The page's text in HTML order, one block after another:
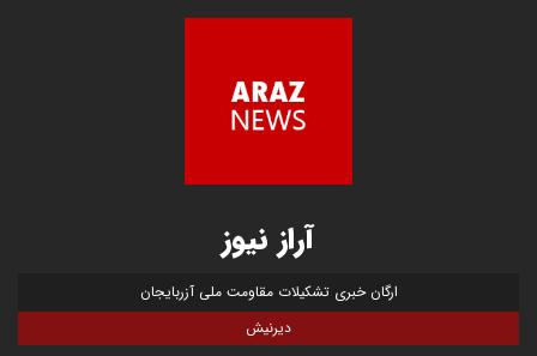
آراز نیوز
ارگان خبری تشکیلات مقاومت ملی آزربایجان
دیرنیش